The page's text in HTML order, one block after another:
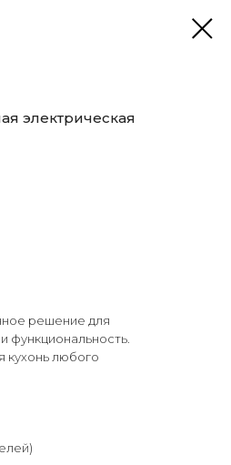
электрическая
решение для
функциональность.
кухонь любого